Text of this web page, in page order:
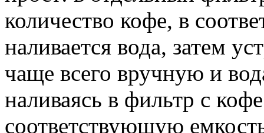
количество кофе, в
наливается вода, затем
чаще всего вручную и
наливаясь в фильтр с
соответствующую